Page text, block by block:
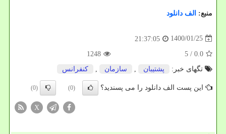
منبع: الف دانلود
1400/01/25
21:37:05
0.0
/ 5
1248
تگهای خبر:
پشتیبان , سازمان , كنفرانس
این پست الف دانلود را می پسندید؟ (0)
(0)
X